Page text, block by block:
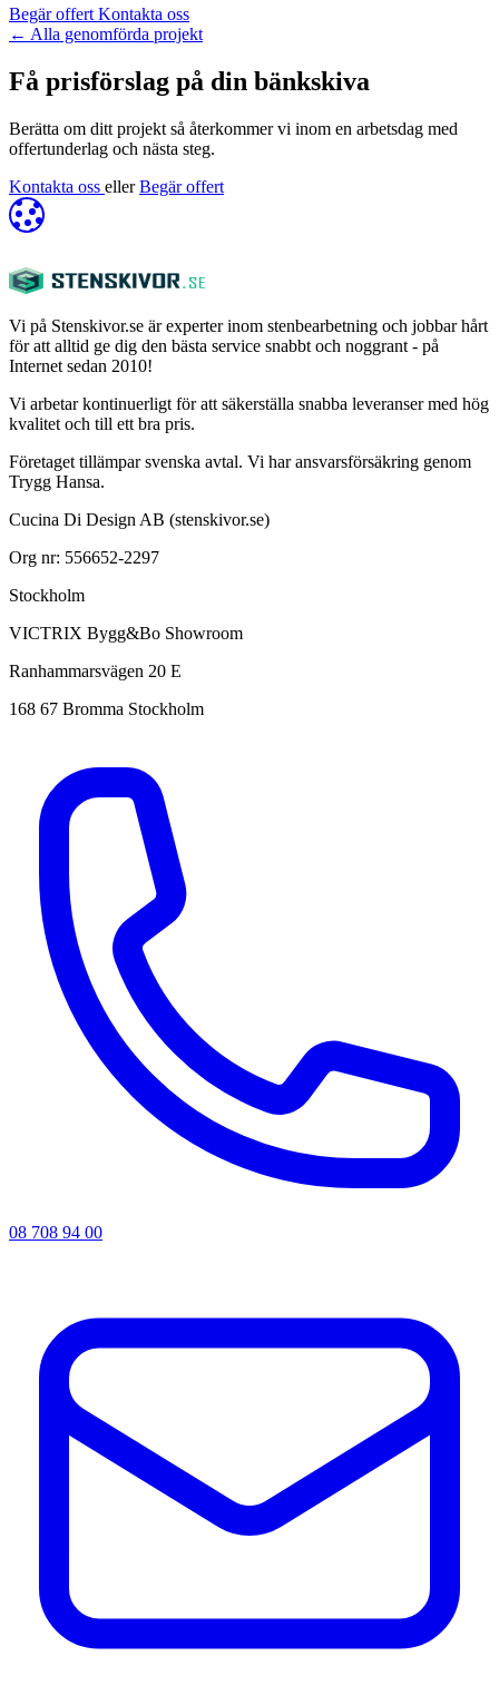
Begär offert Kontakta oss
← Alla genomförda projekt
Få prisförslag på din bänkskiva
Berätta om ditt projekt så återkommer vi inom en arbetsdag med
offertunderlag och nästa steg.
Kontakta oss eller Begär offert
Vi på Stenskivor.se är experter inom stenbearbetning och jobbar hårt
för att alltid ge dig den bästa service snabbt och noggrant - på
Internet sedan 2010!
Vi arbetar kontinuerligt för att säkerställa snabba leveranser med hög
kvalitet och till ett bra pris.
Företaget tillämpar svenska avtal. Vi har ansvarsförsäkring genom
Trygg Hansa.
Cucina Di Design AB (stenskivor.se)
Org nr: 556652-2297
Stockholm
VICTRIX Bygg&Bo Showroom
Ranhammarsvägen 20 E
168 67 Bromma Stockholm
08 708 94 00